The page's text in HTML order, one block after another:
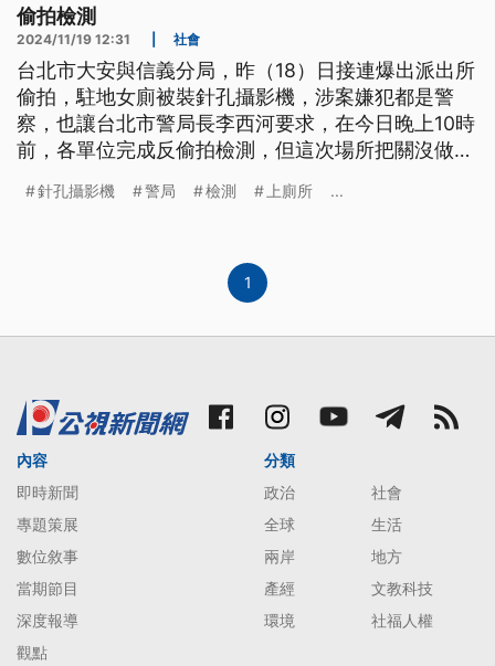
偷拍檢測
2024/11/19 12:31 社會
台北市大安與信義分局，昨（18）日接連爆出派出所
偷拍，駐地女廁被裝針孔攝影機，涉案嫌犯都是警
察，也讓台北市警局長李西河要求，在今日晚上10時
前，各單位完成反偷拍檢測，但這次場所把關沒做
題，在外都避免上廁所。
針孔攝影機 警局 檢測 上廁所 ...
1
內容
即時新聞
專題策展
數位敘事
當期節目
深度報導
觀點
分類
政治
社會
全球
生活
兩岸
地方
產經
文教科技
環境
社福人權